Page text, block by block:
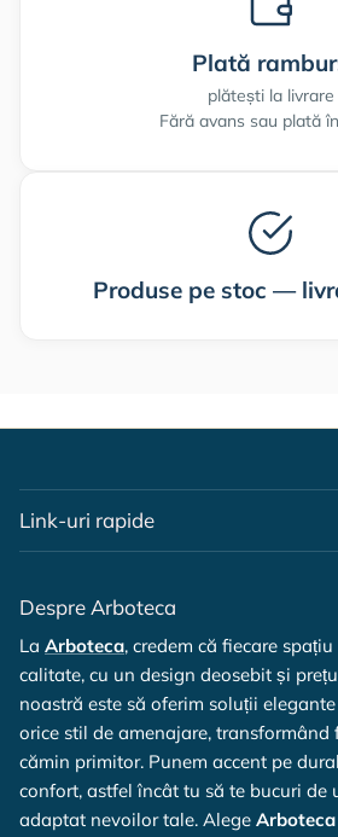
Plată
plătești la livrare
Fără avans sau plată
Produse pe stoc —
Link-uri rapide
Despre Arboteca
La Arboteca, credem că fiecare
calitate, cu un design deosebit și
noastră este să oferim soluții
orice stil de amenajare, transformând
cămin primitor. Punem accent pe
confort, astfel încât tu să te bucuri de
adaptat nevoilor tale. Alege Arboteca